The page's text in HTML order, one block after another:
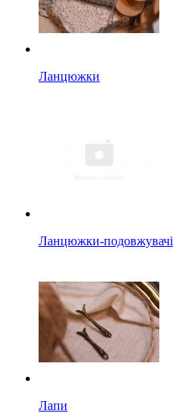
Ланцюжки
Ланцюжки-подовжувачі
Лапи